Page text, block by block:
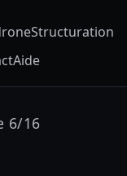
Structuration
Aide
6/16